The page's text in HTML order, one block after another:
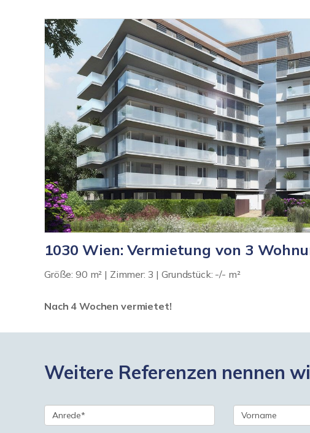
1030 Wien: Vermietung von 3
Größe: 90 m² | Zimmer: 3 | Grundstück: -/- m²
Nach 4 Wochen vermietet!
Weitere Referenzen nennen